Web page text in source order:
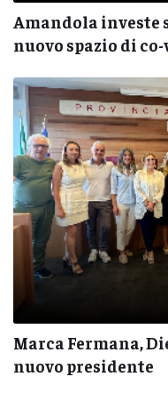
Amandola
nuovo spazio di
Marca Fermana,
nuovo presidente